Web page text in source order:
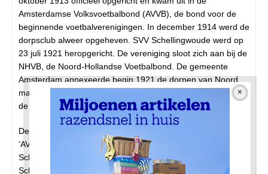
Amsterdamse Volksvoetbalbond (AVVB), de bond voor de
beginnende voetbalverenigingen. In december 1914 werd de
dorpsclub alweer opgeheven. SVV Schellingwoude werd op
23 juli 1921 heropgericht. De vereniging sloot zich aan bij de
NHVB, de Noord-Hollandse Voetbalbond. De gemeente
Amsterdam annexeerde begin 1921 de dorpen van Noord,
maar Schellingwoude bleef spelen in de NHVB. In 1927 ging
de dorpsclub over naar de AVB.
De omslag van het jubileumboek 1946 vermeldt de naam
‘AVV Schellingwoude’. In het jubileumboek wordt
Schellingwoude vaker VVS genoemd: Voetbalvereniging
Schellingwoude, maar dat was waarschijnlijk geen officiële